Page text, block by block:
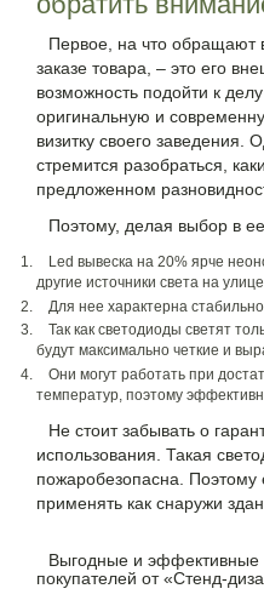
Первое, на что обращают
заказе товара, – это его
возможность подойти к
оригинальную и
визитку своего заведения.
стремится разобраться,
предложенном
Поэтому, делая выбор в
Led вывеска на 20% ярче
другие источники света на
Для нее характерна
Так как светодиоды светят
будут максимально четкие и
Они могут работать при
температур, поэтому
Не стоит забывать о
использования. Такая
пожаробезопасна.
применять как снаружи
Выгодные и эффективные
покупателей от «Стенд-